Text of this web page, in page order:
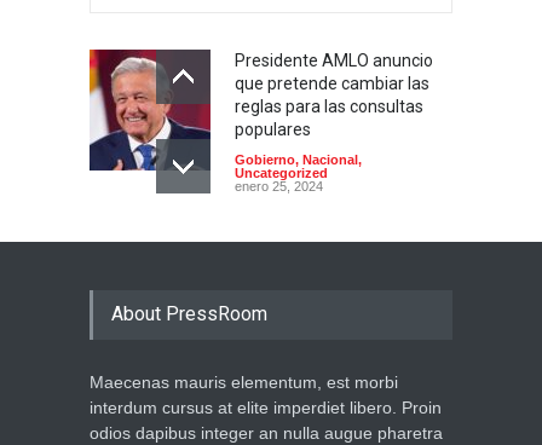
Presidente AMLO anuncio
que pretende cambiar las
reglas para las consultas
populares
Gobierno, Nacional,
Uncategorized
enero 25, 2024
About PressRoom
Maecenas mauris elementum, est morbi
interdum cursus at elite imperdiet libero. Proin
odios dapibus integer an nulla augue pharetra